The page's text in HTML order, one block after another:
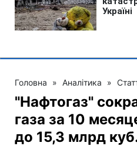
Головна » Аналітика »
"Нафтогаз"
газа за 10
до 15,3 млрд